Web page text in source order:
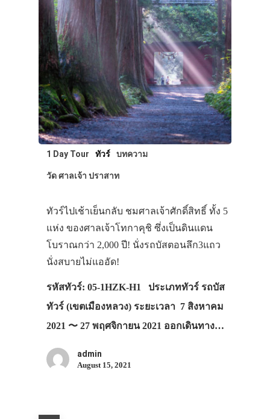
1 Day Tour ทัวร์ บทความ
วัด ศาลเจ้า ปราสาท
ทัวร์ไปเช้าเย็นกลับ ชมศาลเจ้าศักดิ์สิทธิ์ ทั้ง 5
แห่ง ของศาลเจ้าโทกาคุชิ ซึ่งเป็นดินแดน
โบราณกว่า 2,000 ปี! นั่งรถบัสตอนลึก3แถว
นั่งสบายไม่แออัด!
รหัสทัวร์: 05-1HZK-H1 ประเภททัวร์ รถบัส
ทัวร์ (เขตเมืองหลวง) ระยะเวลา 7 สิงหาคม
2021 〜 27 พฤศจิกายน 2021 ออกเดินทาง…
admin
August 15, 2021